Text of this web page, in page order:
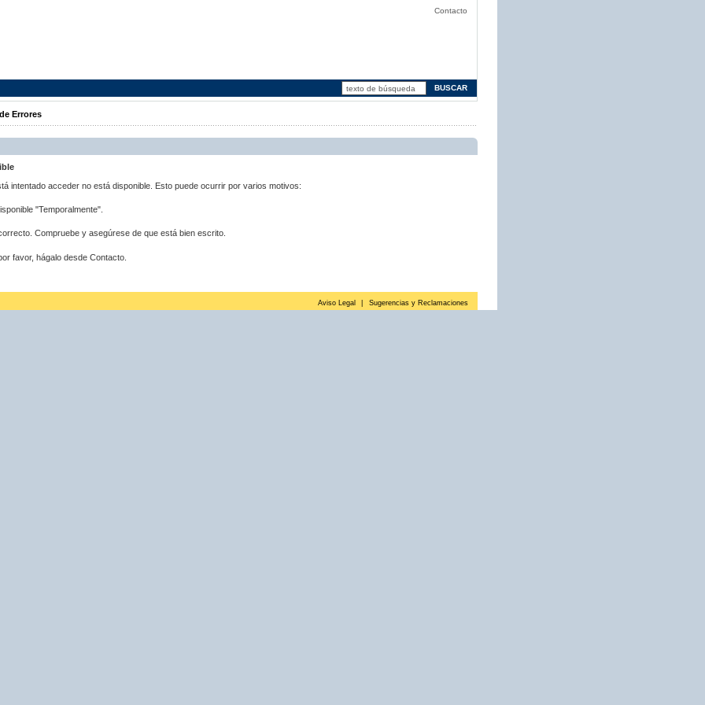
Contacto
Errores
intentado acceder no está disponible. Esto puede ocurrir por varios motivos:
"Temporalmente".
Compruebe y asegúrese de que está bien escrito.
favor, hágalo desde Contacto.
Aviso Legal Sugerencias y Reclamaciones